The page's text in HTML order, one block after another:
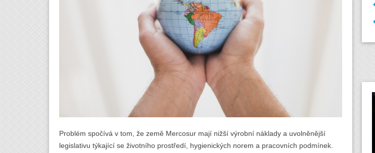
Problém spočívá v tom, že země Mercosur mají nižší výrobní náklady a uvolněnější
legislativu týkající se životního prostředí, hygienických norem a pracovních podmínek.